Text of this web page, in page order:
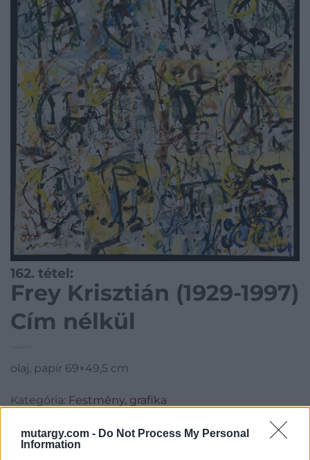
mutargy.com - Do Not Process My Personal
Information
162. tétel:
Frey Krisztián (1929-1997)
Cím nélkül
olaj, papír 69×49,5 cm
Kategória: Festmény, grafika